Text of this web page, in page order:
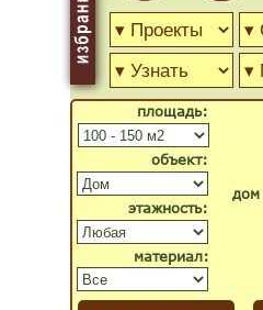
дом
объект:
материал:
площадь:
этажность: